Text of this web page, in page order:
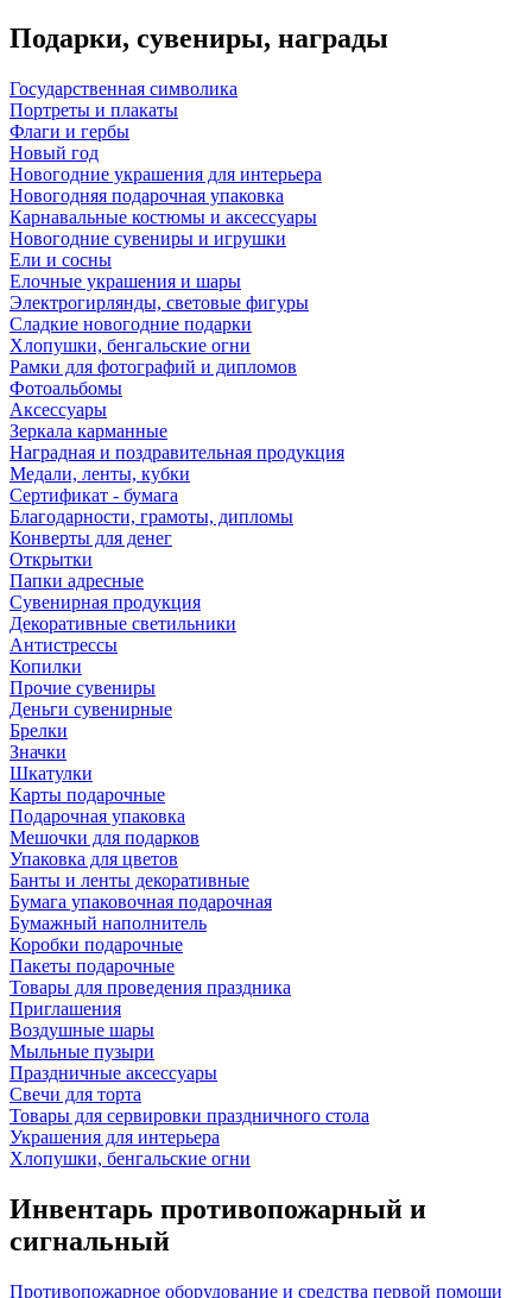
Подарки, сувениры, награды
Государственная символика
Портреты и плакаты
Флаги и гербы
Новый год
Новогодние украшения для интерьера
Новогодняя подарочная упаковка
Карнавальные костюмы и аксессуары
Новогодние сувениры и игрушки
Ели и сосны
Елочные украшения и шары
Электрогирлянды, световые фигуры
Сладкие новогодние подарки
Хлопушки, бенгальские огни
Рамки для фотографий и дипломов
Фотоальбомы
Аксессуары
Зеркала карманные
Наградная и поздравительная продукция
Медали, ленты, кубки
Сертификат - бумага
Благодарности, грамоты, дипломы
Конверты для денег
Открытки
Папки адресные
Сувенирная продукция
Декоративные светильники
Антистрессы
Копилки
Прочие сувениры
Деньги сувенирные
Брелки
Значки
Шкатулки
Карты подарочные
Подарочная упаковка
Мешочки для подарков
Упаковка для цветов
Банты и ленты декоративные
Бумага упаковочная подарочная
Бумажный наполнитель
Коробки подарочные
Пакеты подарочные
Товары для проведения праздника
Приглашения
Воздушные шары
Мыльные пузыри
Праздничные аксессуары
Свечи для торта
Товары для сервировки праздничного стола
Украшения для интерьера
Хлопушки, бенгальские огни
Инвентарь противопожарный и
сигнальный
Противопожарное оборудование и средства первой помощи